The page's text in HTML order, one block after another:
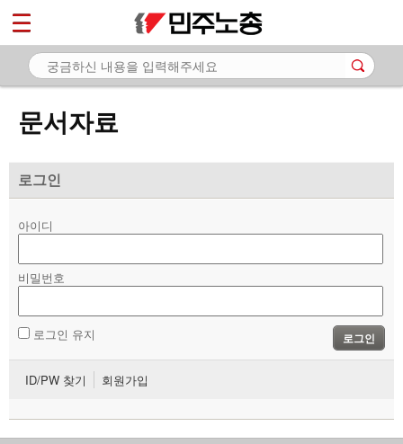
문서자료
로그인
아이디
비밀번호
로그인 유지 로그인
ID/PW 찾기 회원가입
마이페이지
소개
노동상담
자료
- 미디어자료
- 카드뉴스
부설기관